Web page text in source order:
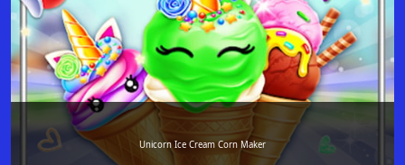
Unicorn Ice Cream Corn Maker